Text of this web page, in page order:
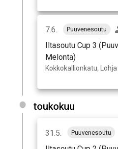
7.6. Puuvenesoutu
Iltasoutu Cup 3
Melonta)
Kokkokallionkatu, Lohja
toukokuu
31.5. Puuvenesoutu